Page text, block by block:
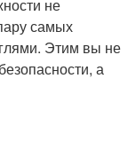
не
самых
Этим вы не
а